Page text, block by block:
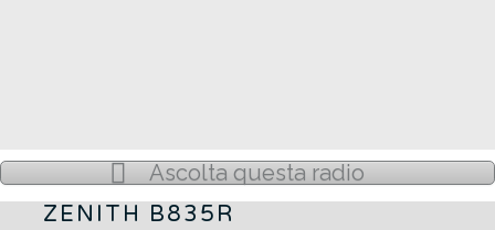
Ascolta questa radio
ZENITH B835R